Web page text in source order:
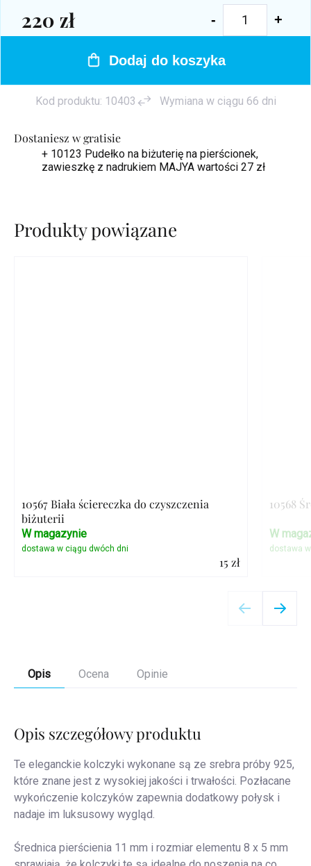
Dostaniesz w gratisie
+ 10123 Pudełko na biżuterię na pierścionek,
zawieszkę z nadrukiem MAJYA wartości 27 zł
220 zł
Cena
Dodaj do koszyka
Kod produktu: 10403 Wymiana w ciągu 66 dni
Produkty powiązane
10567 Biała ściereczka do czyszczenia
biżuterii
15 zł
W magazynie
10568
W
Opis Ocena Opinie
Opis szczegółowy produktu
Te eleganckie kolczyki wykonane są ze srebra próby 925,
które znane jest z wysokiej jakości i trwałości. Pozłacane
wykończenie kolczyków zapewnia dodatkowy połysk i
nadaje im luksusowy wygląd.
Średnica pierścienia 11 mm i rozmiar elementu 8 x 5 mm